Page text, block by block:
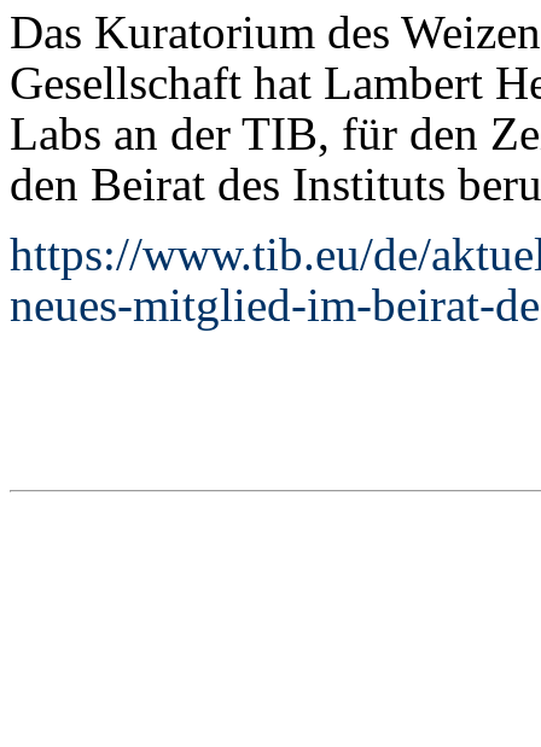
Das Kuratorium des
Gesellschaft hat Lambert
Labs an der TIB, für den
den Beirat des Instituts
https://www.tib.eu/de/
neues-mitglied-im-beirat-